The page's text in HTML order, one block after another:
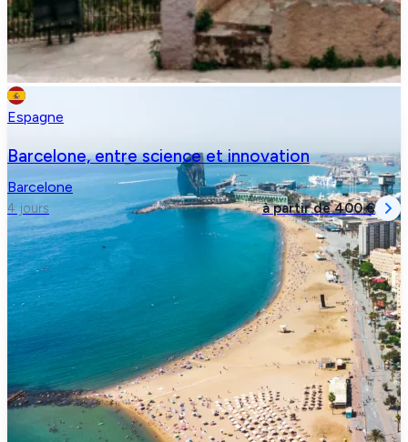
Espagne
Barcelone, entre science et innovation
Barcelone
4 jours à partir de400 €